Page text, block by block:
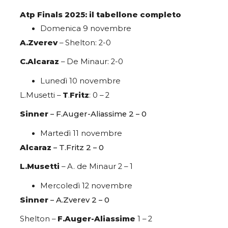
Atp Finals 2025: il tabellone completo
Domenica 9 novembre
A.Zverev– Shelton: 2-0
C.Alcaraz – De Minaur: 2-0
Lunedì 10 novembre
L.Musetti – T.Fritz: 0 – 2
Sinner – F.Auger-Aliassime 2 – 0
Martedì 11 novembre
Alcaraz – T.Fritz 2 – 0
L.Musetti – A. de Minaur 2 – 1
Mercoledì 12 novembre
Sinner – A.Zverev 2 – 0
Shelton – F.Auger-Aliassime 1 – 2